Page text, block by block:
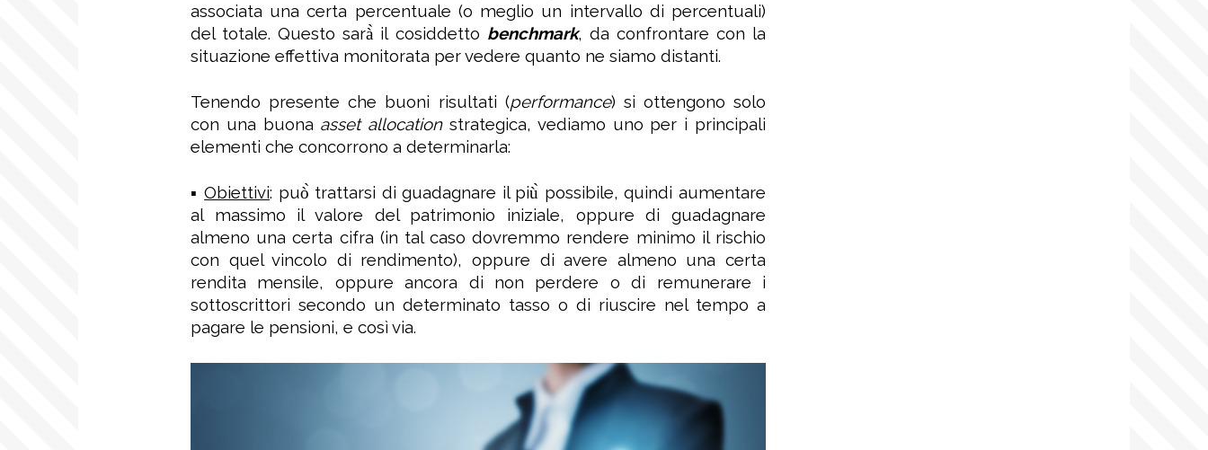
associata una certa percentuale (o meglio un intervallo di percentuali)
del totale. Questo sarà̀ il cosiddetto benchmark, da confrontare con la
situazione effettiva monitorata per vedere quanto ne siamo distanti.
Tenendo presente che buoni risultati (performance) si ottengono solo
con una buona asset allocationstrategica, vediamo uno per i principali
elementi che concorrono a determinarla:
▪ Obiettivi: può̀ trattarsi di guadagnare il più̀ possibile, quindi aumentare
al massimo il valore del patrimonio iniziale, oppure di guadagnare
almeno una certa cifra (in tal caso dovremmo rendere minimo il rischio
con quel vincolo di rendimento), oppure di avere almeno una certa
rendita mensile, oppure ancora di non perdere o di remunerare i
sottoscrittori secondo un determinato tasso o di riuscire nel tempo a
pagare le pensioni, e così via.